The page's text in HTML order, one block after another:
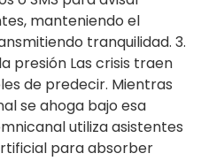
manteniendo el
tranquilidad. 3.
presión Las crisis traen
de predecir. Mientras
se ahoga bajo esa
utiliza asistentes
para absorber